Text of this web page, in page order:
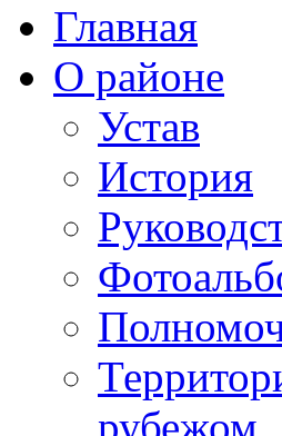
Главная
О районе
Устав
История
рубежом